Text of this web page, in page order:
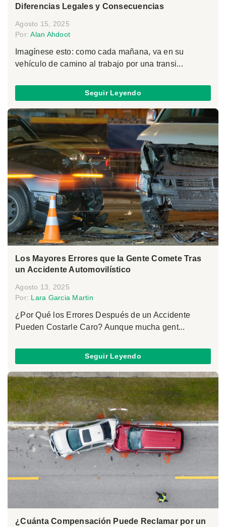
Diferencias Legales y Consecuencias
Agosto 15, 2025
Por:Alan Ahdoot
Imagínese esto: como cada mañana, va en su
vehículo de camino al trabajo por una transi...
Seguir Leyendo
Los Mayores Errores que la Gente Comete Tras
un Accidente Automovilístico
Agosto 13, 2025
Por: Lara Garcia Martin
¿Por Qué los Errores Después de un Accidente
Pueden Costarle Caro? Aunque mucha gent...
Seguir Leyendo
¿Cuánta Compensación Puede Reclamar por un